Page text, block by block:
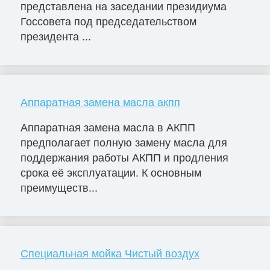
представлена на заседании президиума
Госсовета под председательством
президента ...
Аппаратная замена масла акпп
Аппаратная замена масла в АКПП
предполагает полную замену масла для
поддержания работы АКПП и продления
срока её эксплуатации. К основным
преимуществ...
Специальная мойка Чистый воздух